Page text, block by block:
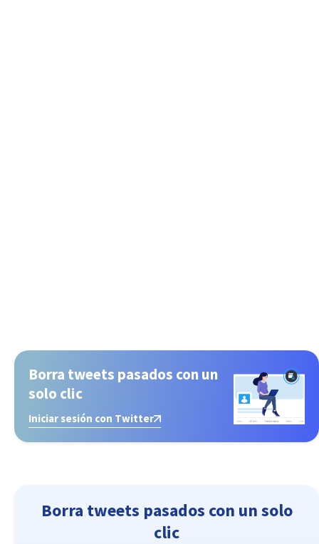
Borra tweets pasados con un
solo clic
Iniciar sesión con Twitter
Borra tweets pasados con un solo
clic